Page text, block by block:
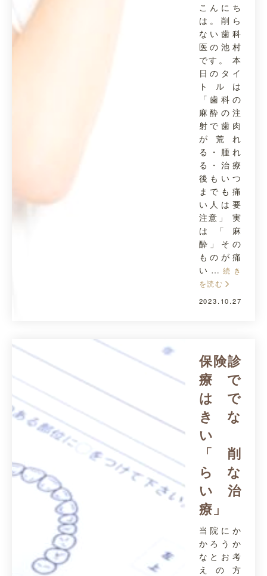
こんにち
は。削ら
ない歯科
医の池村
です。 本
日のタイ
トルは
「歯科の
麻酔の注
射で歯肉
が荒れ
る・腫れ
る・治療
後もいつ
までも痛
い人は要
注意」 実
は「麻
酔」その
ものが痛
い… 続き
を読む
2023.10.27
保険診
療で
はで
きな
い
「削
らな
い治
療」
当院にか
かろうか
なとお考
えの方